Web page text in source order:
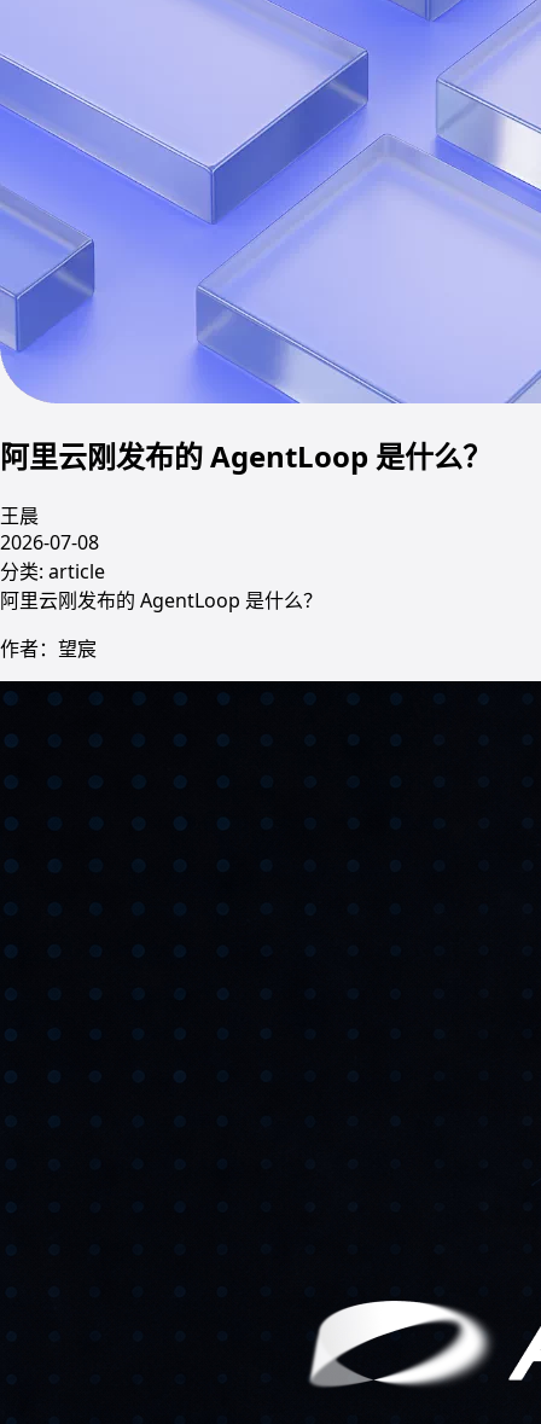
阿里云刚发布的 AgentLoop 是什么？
王晨
2026-07-08
分类: article
阿里云刚发布的 AgentLoop 是什么？
作者：望宸